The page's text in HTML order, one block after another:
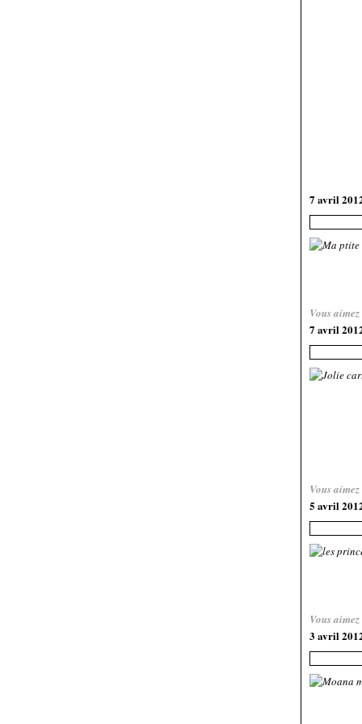
7 avril
Vous aimez
7 avril
Vous aimez
5 avril
Vous aimez
3 avril